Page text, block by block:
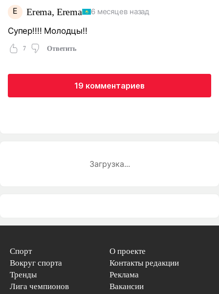
E Erema, Erema 6 месяцев назад
Супер!!!! Молодцы!!
7 Ответить
19 комментариев
Загрузка...
Спорт
Вокруг спорта
Тренды
Лига чемпионов
О проекте
Контакты редакции
Реклама
Вакансии